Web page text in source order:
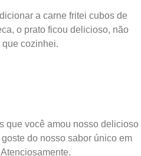
a carne fritei cubos de
o prato ficou delicioso, não
cozinhei.
que você amou nosso delicioso
do nosso sabor único em